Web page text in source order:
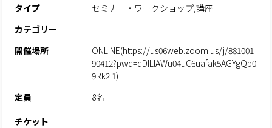
タイプ
セミナー・ワークショップ,講座
カテゴリー
開催場所
ONLINE(https://us06web.zoom.us/j/881001
90412?pwd=dDILlAWu04uC6uafak5AGYgQb0
9Rk2.1)
定員
8名
チケット